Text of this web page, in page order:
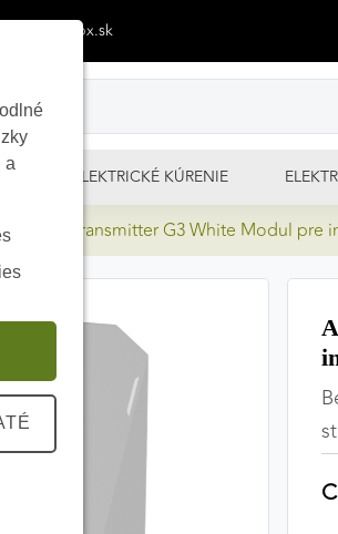
eshop@izimpx.sk
ELEKTRICKÉ KÚRENIE
MultiTransmitter G3 White Modul pre
a